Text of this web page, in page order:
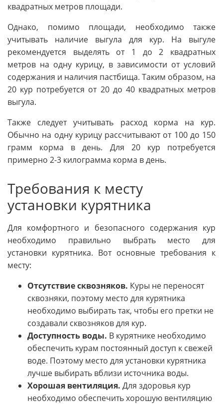
квадратных метров площади.
Однако, помимо площади, необходимо также
учитывать наличие выгула для кур. На выгуле
рекомендуется выделять от 1 до 2 квадратных
метров на одну курицу, в зависимости от условий
содержания и наличия пастбища. Таким образом, на
20 кур потребуется от 20 до 40 квадратных метров
выгула.
Также следует учитывать расход корма на кур.
Обычно на одну курицу рассчитывают от 100 до 150
грамм корма в день. Для 20 кур потребуется
примерно 2-3 килограмма корма в день.
Требования к месту
установки курятника
Для комфортного и безопасного содержания кур
необходимо правильно выбрать место для
установки курятника. Вот основные требования к
месту:
Отсутствие сквозняков. Куры не переносят
сквозняки, поэтому место для курятника
необходимо выбирать так, чтобы его претки не
создавали сквозняков для кур.
Доступность воды. В курятнике необходимо
обеспечить курам постоянный доступ к свежей
воде. Поэтому место для установки курятника
лучше выбирать вблизи источника воды.
Хорошая вентиляция. Для здоровья кур
необходимо обеспечить хорошую вентиляцию